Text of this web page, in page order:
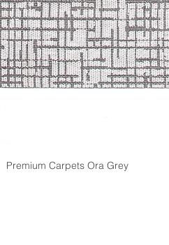
Premium Carpets Ora Grey